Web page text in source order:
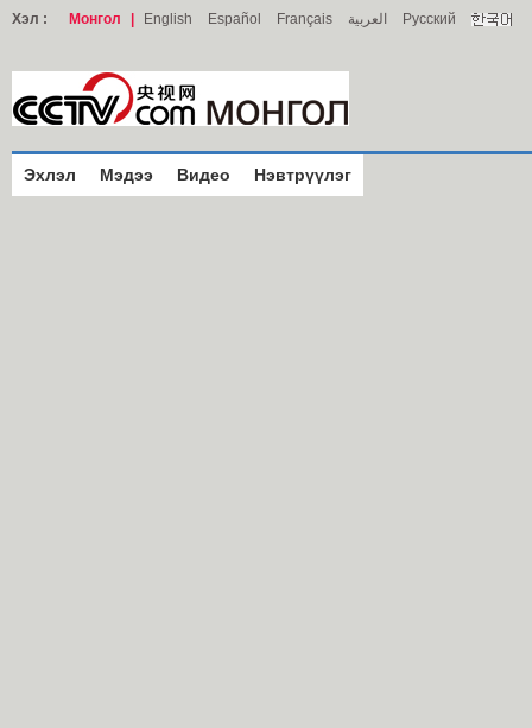
Хэл : Монгол English Español Français العربية Русский
Эхлэл Мэдээ Видео Нэвтрүүлэг